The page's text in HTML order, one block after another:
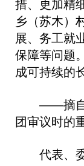
措、更加精
乡（苏木）
展、务工就
保障等问题
成可持续的
——摘自习
团审议时的
代表、